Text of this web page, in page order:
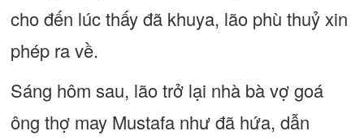
cho đến lúc thấy đã khuya, lão phù thuỷ xin
phép ra về.
Sáng hôm sau, lão trở lại nhà bà vợ goá
ông thợ may Mustafa như đã hứa, dẫn